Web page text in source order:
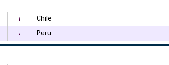
۱ Chile
۰ Peru